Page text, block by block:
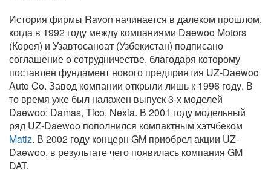
История фирмы Ravon начинается в далеком прошлом,
когда в 1992 году между компаниями Daewoo Motors
(Корея) и Узавтосаноат (Узбекистан) подписано
соглашение о сотрудничестве, благодаря которому
поставлен фундамент нового предприятия UZ-Dаewoo
Auto Co. Завод компании открыли лишь к 1996 году. В
то время уже был налажен выпуск 3-х моделей
Daewoo: Damas, Tico, Nexia. В 2001 году модельный
ряд UZ-Daewoo пополнился компактным хэтчбеком
Matiz. В 2002 году концерн GM приобрел акции UZ-
Daewoo, в результате чего появилась компания GM
DAT.